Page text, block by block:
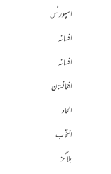
اسپورٹس
افسانہ
افسانہ
افغانستان
الحاد
انتخاب
بلاگز